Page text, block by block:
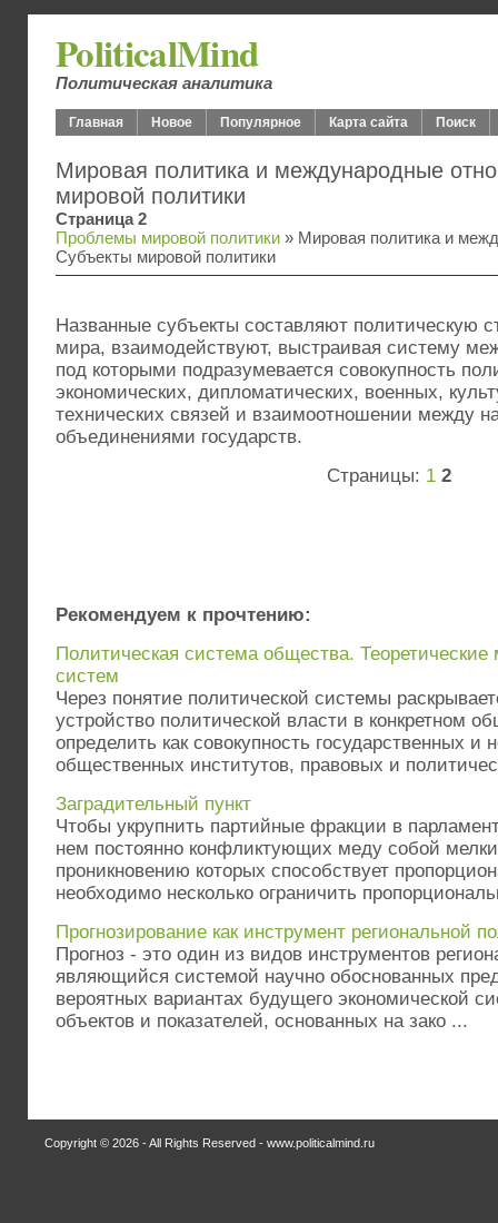
PoliticalMind
Политическая аналитика
Главная Новое Популярное Карта сайта Поиск
Мировая политика и международные
мировой политики
Страница 2
Проблемы мировой политики » Мировая политика и
Субъекты мировой политики
Названные субъекты составляют политическую
мира, взаимодействуют, выстраивая систему
под которыми подразумевается совокупность
экономических, дипломатических, военных,
технических связей и взаимоотношении между
объединениями государств.
Страницы: 1 2
Рекомендуем к прочтению:
Политическая система общества. Теоретические
систем
Через понятие политической системы
устройство политической власти в конкретном
определить как совокупность государственных и
общественных институтов, правовых и
Заградительный пункт
Чтобы укрупнить партийные фракции в
нем постоянно конфликтующих меду собой
проникновению которых способствует
необходимо несколько ограничить
Прогнозирование как инструмент региональной
Прогноз - это один из видов инструментов
являющийся системой научно обоснованных
вероятных вариантах будущего экономической
объектов и показателей, основанных на зако ...
Copyright © 2026 - All Rights Reserved - www.politicalmind.ru